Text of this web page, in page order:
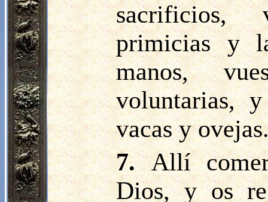
sacrificios,
primicias y
manos,
voluntarias,
vacas y
7.Allí
Dios, y os